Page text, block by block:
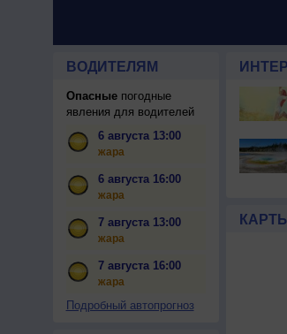
ВОДИТЕЛЯМ
Опасныепогодные
явления для водителей
6 августа 13:00
жара
6 августа 16:00
жара
7 августа 13:00
жара
7 августа 16:00
жара
Подробный автопрогноз